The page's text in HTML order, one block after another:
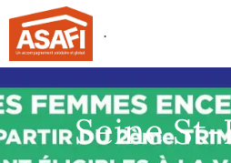
.
Seine